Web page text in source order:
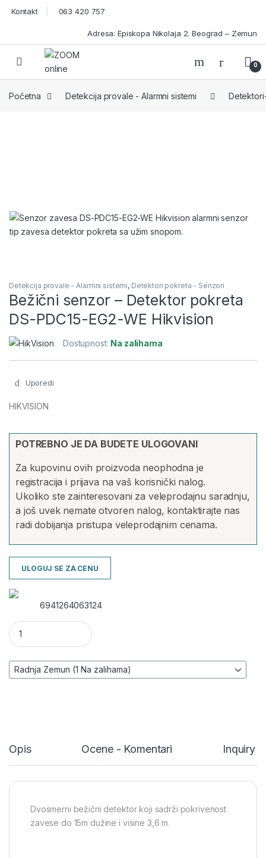
Skip to navigation
Skip to content
Kontakt 063 420 757
Adresa: Episkopa Nikolaja 2. Beograd – Zemun
Open 0
Početna Detekcija provale - Alarmni sistemi
Detekcija provale - Alarmni sistemi, Detektori pokreta - Senzori
Bežični senzor – Detektor pokreta
DS-PDC15-EG2-WE Hikvision
Dostupnost: Na zalihama
Uporedi
HIKVISION
POTREBNO JE DA BUDETE ULOGOVANI
Za kupovinu ovih proizvoda neophodna je
registracija i prijava na vaš korisnički nalog.
Ukoliko ste zainteresovani za veleprodajnu saradnju,
a još uvek nemate otvoren nalog, kontaktirajte nas
radi dobijanja pristupa veleprodajnim cenama.
ULOGUJ SE ZA CENU
6941264063124
Bežični senzor - Detektor pokreta DS-PDC15-EG2-WE
Opis Ocene - Komentari Inquiry
Dvosmerni bežični detektor koji sadrži pokrivenost
zavese do 15m dužine i visine 3,6 m.